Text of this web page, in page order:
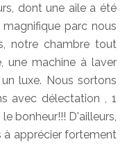
dont une aile a été
parc nous
notre chambre tout
une machine à laver
luxe. Nous sortons
avec délectation , 1
bonheur!!! D'ailleurs,
apprécier fortement